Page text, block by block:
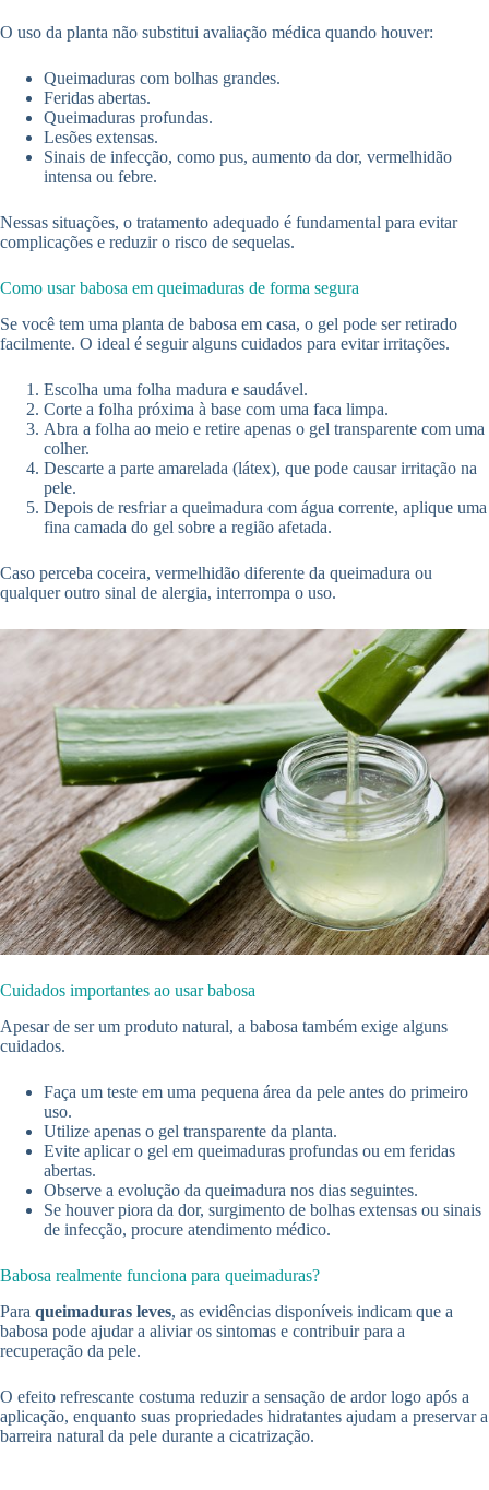
O uso da planta não substitui avaliação médica quando houver:
Queimaduras com bolhas grandes.
Feridas abertas.
Queimaduras profundas.
Lesões extensas.
Sinais de infecção, como pus, aumento da dor, vermelhidão
intensa ou febre.
Nessas situações, o tratamento adequado é fundamental para evitar
complicações e reduzir o risco de sequelas.
Como usar babosa em queimaduras de forma segura
Se você tem uma planta de babosa em casa, o gel pode ser retirado
facilmente. O ideal é seguir alguns cuidados para evitar irritações.
Escolha uma folha madura e saudável.
Corte a folha próxima à base com uma faca limpa.
Abra a folha ao meio e retire apenas o gel transparente com uma
colher.
Descarte a parte amarelada (látex), que pode causar irritação na
pele.
Depois de resfriar a queimadura com água corrente, aplique uma
fina camada do gel sobre a região afetada.
Caso perceba coceira, vermelhidão diferente da queimadura ou
qualquer outro sinal de alergia, interrompa o uso.
Cuidados importantes ao usar babosa
Apesar de ser um produto natural, a babosa também exige alguns
cuidados.
Faça um teste em uma pequena área da pele antes do primeiro
uso.
Utilize apenas o gel transparente da planta.
Evite aplicar o gel em queimaduras profundas ou em feridas
abertas.
Observe a evolução da queimadura nos dias seguintes.
Se houver piora da dor, surgimento de bolhas extensas ou sinais
de infecção, procure atendimento médico.
Babosa realmente funciona para queimaduras?
Para queimaduras leves, as evidências disponíveis indicam que a
babosa pode ajudar a aliviar os sintomas e contribuir para a
recuperação da pele.
O efeito refrescante costuma reduzir a sensação de ardor logo após a
aplicação, enquanto suas propriedades hidratantes ajudam a preservar a
barreira natural da pele durante a cicatrização.